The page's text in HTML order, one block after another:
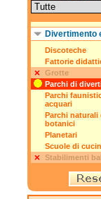
Divertimento
Discoteche
Fattorie
Grotte
Parchi di
Parchi
acquari
Parchi naturali
botanici
Planetari
Scuole di
Stabilimenti